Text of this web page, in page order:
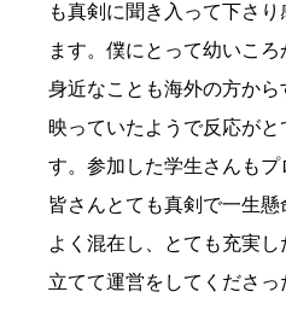
も真剣に聞き入って下さ
ます。僕にとって幼いこ
身近なことも海外の方か
映っていたようで反応が
す。参加した学生さんも
皆さんとても真剣で一生
よく混在し、とても充実
立てて運営をしてくださ